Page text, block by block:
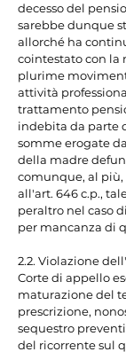
decesso del
sarebbe dunque
allorché ha
cointestato con la
plurime
attività
trattamento
indebita da parte
somme erogate
della madre
comunque, al
all'art. 646 c.p.,
peraltro nel caso
per mancanza di
2.2. Violazione
Corte di appello
maturazione del
prescrizione,
sequestro
del ricorrente sul